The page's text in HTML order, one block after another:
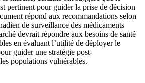
pertinent pour guider la prise de décision
répond aux recommandations selon
de surveillance des médicaments
devrait répondre aux besoins de santé
en évaluant l’utilité de déployer le
guider une stratégie post-
populations vulnérables.